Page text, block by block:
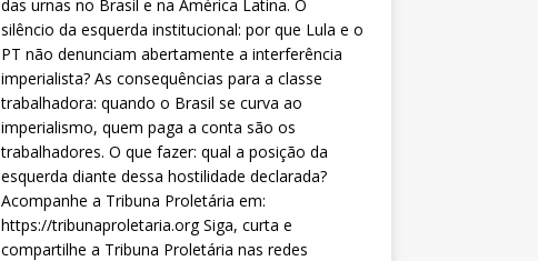
das urnas no Brasil e na América Latina. O
silêncio da esquerda institucional: por que Lula e o
PT não denunciam abertamente a interferência
imperialista? As consequências para a classe
trabalhadora: quando o Brasil se curva ao
imperialismo, quem paga a conta são os
trabalhadores. O que fazer: qual a posição da
esquerda diante dessa hostilidade declarada?
Acompanhe a Tribuna Proletária em:
https://tribunaproletaria.org Siga, curta e
compartilhe a Tribuna Proletária nas redes